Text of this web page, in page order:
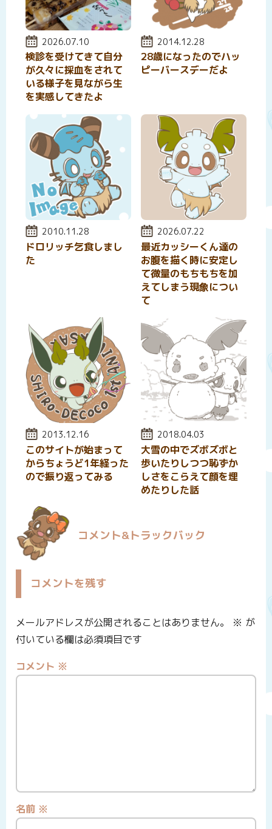
投稿日:
2026.07.10
検診を受けてきて自分
が久々に採血をされて
いる様子を見ながら生
を実感してきたよ
投稿日:
2014.12.28
28歳になったのでハッ
ピーバースデーだよ
投稿日:
2010.11.28
ドロリッチ乞食しまし
た
投稿日:
2026.07.22
最近カッシーくん達の
お腹を描く時に安定し
て微量のもちもちを加
えてしまう現象につい
て
投稿日:
2013.12.16
このサイトが始まって
からちょうど1年経った
ので振り返ってみる
投稿日:
2018.04.03
大雪の中でズボズボと
歩いたりしつつ恥ずか
しさをこらえて顔を埋
めたりした話
コメント&トラックバック
コメントを残す
メールアドレスが公開されることはありません。 ※ が
付いている欄は必須項目です
コメント ※
名前 ※